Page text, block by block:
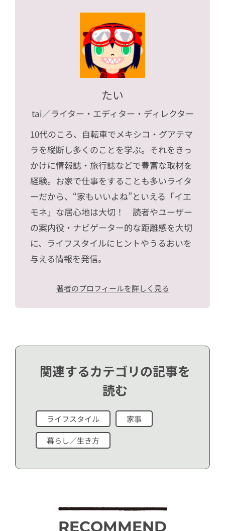
たい
tai／ライター・エディター・ディレクター
10代のころ、自転車でメキシコ・グアテマ
ラを縦断し多くのことを学ぶ。それをきっ
かけに情報誌・旅行誌などで豊富な取材を
経験。お家で仕事をすることも多いライタ
ーだから、“家もいいよね”といえる「イエ
モネ」な居心地は大切！ 読者やユーザー
の案内役・ナビゲーター的な距離感を大切
に、ライフスタイルにヒントやうるおいを
与える情報を発信。
著者のプロフィールを詳しく見る
関連するカテゴリの記事を
読む
ライフスタイル 家事
暮らし／生き方
RECOMMEND